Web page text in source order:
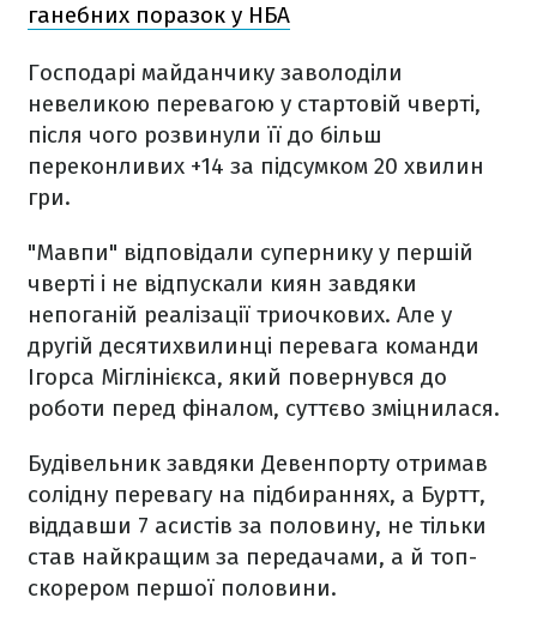
ганебних поразок у НБА
Господарі майданчику заволоділи
невеликою перевагою у стартовій чверті,
після чого розвинули її до більш
переконливих +14 за підсумком 20 хвилин
гри.
"Мавпи" відповідали супернику у першій
чверті і не відпускали киян завдяки
непоганій реалізації триочкових. Але у
другій десятихвилинці перевага команди
Ігорса Міглінієкса, який повернувся до
роботи перед фіналом, суттєво зміцнилася.
Будівельник завдяки Девенпорту отримав
солідну перевагу на підбираннях, а Буртт,
віддавши 7 асистів за половину, не тільки
став найкращим за передачами, а й топ-
скорером першої половини.